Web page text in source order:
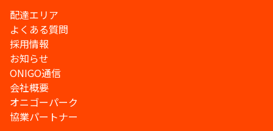
配達エリア
よくある質問
採用情報
お知らせ
ONIGO通信
会社概要
オニゴーパーク
協業パートナー